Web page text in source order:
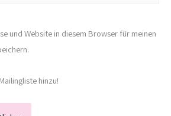
und Website in diesem Browser für meinen
hinzu!